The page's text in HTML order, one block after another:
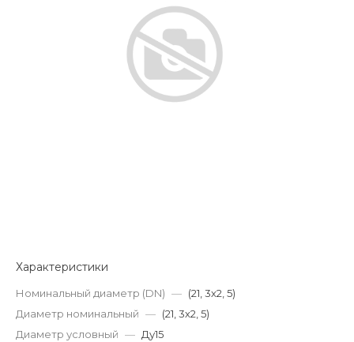
Характеристики
Номинальный диаметр (DN) — (21, 3х2, 5)
Диаметр номинальный — (21, 3х2, 5)
Диаметр условный — Ду15